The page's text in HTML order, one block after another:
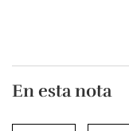
En esta nota